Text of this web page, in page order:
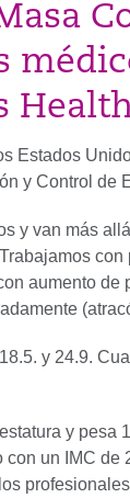
Estados
y Control de
van más
aumento
y 24.9.
y pesa
un IMC